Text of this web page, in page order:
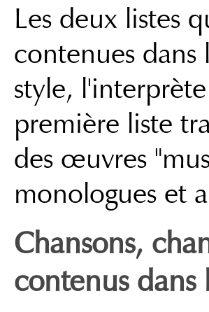
Les deux listes
contenues
style,
première liste
des œuvres
monologues et
Chansons,
contenus dans